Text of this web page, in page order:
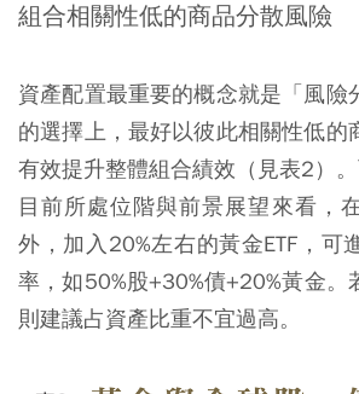
組合相關性低的商品分散風險
資產配置最重要的概念就是「風險
的選擇上，最好以彼此相關性低的
有效提升整體組合績效（見表2）
目前所處位階與前景展望來看，
外，加入20%左右的黃金ETF，可
率，如50%股+30%債+20%黃金。
則建議占資產比重不宜過高。